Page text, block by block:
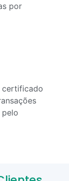
por
certificado
pelo